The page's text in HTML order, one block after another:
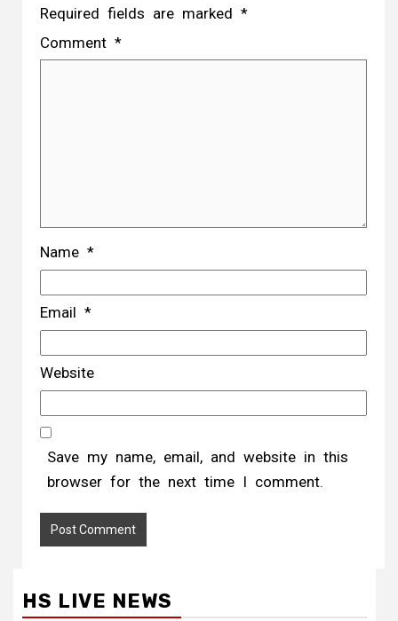
Required fields are marked *
Comment *
Name *
Email *
Website
Save my name, email, and website in this
browser for the next time I comment.
HS LIVE NEWS